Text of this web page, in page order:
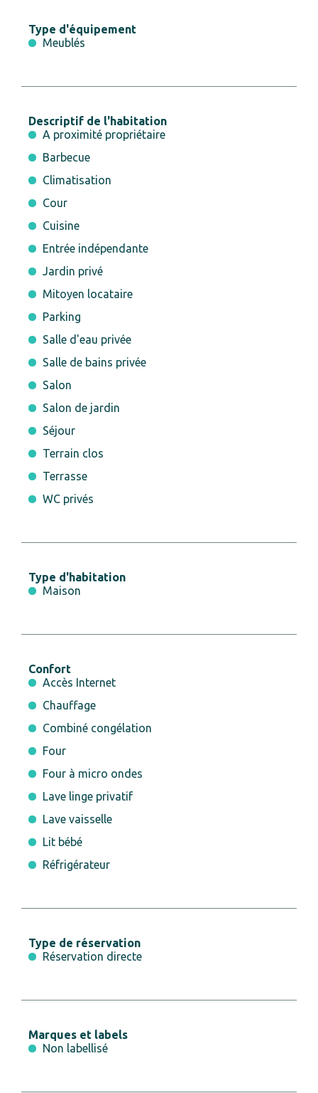
Type d'équipement
Meublés
Descriptif de l'habitation
A proximité propriétaire
Barbecue
Climatisation
Cour
Cuisine
Entrée indépendante
Jardin privé
Mitoyen locataire
Parking
Salle d'eau privée
Salle de bains privée
Salon
Salon de jardin
Séjour
Terrain clos
Terrasse
WC privés
Type d'habitation
Maison
Confort
Accès Internet
Chauffage
Combiné congélation
Four
Four à micro ondes
Lave linge privatif
Lave vaisselle
Lit bébé
Réfrigérateur
Type de réservation
Réservation directe
Marques et labels
Non labellisé